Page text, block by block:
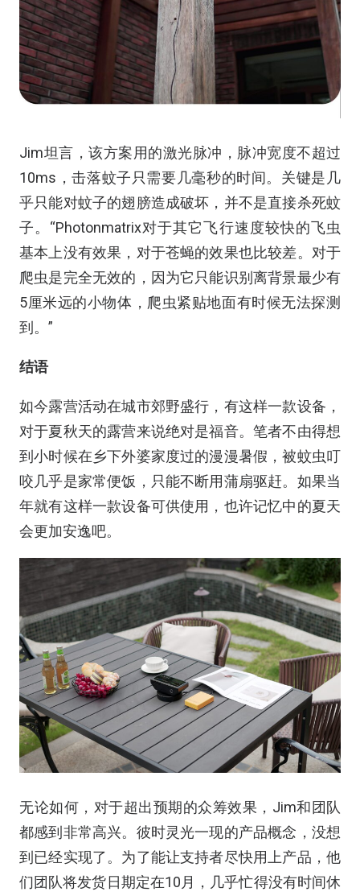
Jim坦言，该方案用的激光脉冲，脉冲宽度不超过
10ms，击落蚊子只需要几毫秒的时间。关键是几
乎只能对蚊子的翅膀造成破坏，并不是直接杀死蚊
子。“Photonmatrix对于其它飞行速度较快的飞虫
基本上没有效果，对于苍蝇的效果也比较差。对于
爬虫是完全无效的，因为它只能识别离背景最少有
5厘米远的小物体，爬虫紧贴地面有时候无法探测
到。”
结语
如今露营活动在城市郊野盛行，有这样一款设备，
对于夏秋天的露营来说绝对是福音。笔者不由得想
到小时候在乡下外婆家度过的漫漫暑假，被蚊虫叮
咬几乎是家常便饭，只能不断用蒲扇驱赶。如果当
年就有这样一款设备可供使用，也许记忆中的夏天
会更加安逸吧。
无论如何，对于超出预期的众筹效果，Jim和团队
都感到非常高兴。彼时灵光一现的产品概念，没想
到已经实现了。为了能让支持者尽快用上产品，他
们团队将发货日期定在10月，几乎忙得没有时间休